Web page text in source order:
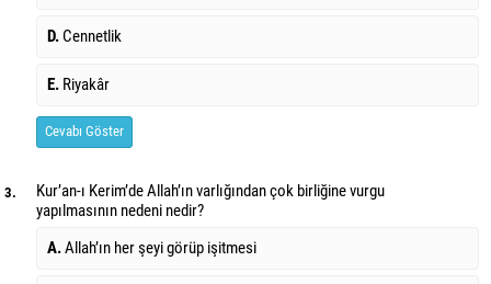
D.Cennetlik
E. Riyakâr
Cevabı Göster
3.
Kur’an-ı Kerim’de Allah’ın varlığından çok birliğine vurgu
yapılmasının nedeni nedir?
A.Allah’ın her şeyi görüp işitmesi